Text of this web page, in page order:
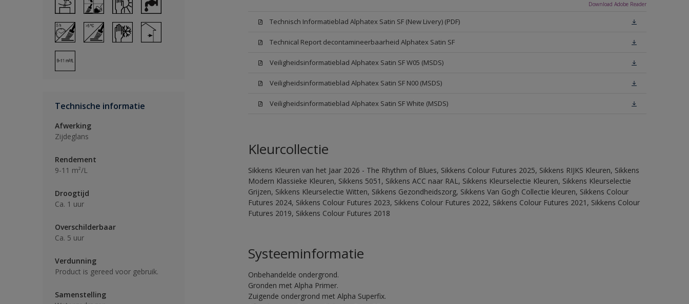
Technische informatie
Afwerking
Zijdeglans
Rendement
9-11 m²/L
Droogtijd
Ca. 1 uur
Overschilderbaar
Ca. 5 uur
Verdunning
Product is gereed voor gebruik.
Samenstelling
Download Adobe Reader
Technisch Informatieblad Alphatex Satin SF (New Livery) (PDF)
Technical Report decontamineerbaarheid Alphatex Satin SF
Veiligheidsinformatieblad Alphatex Satin SF W05 (MSDS)
Veiligheidsinformatieblad Alphatex Satin SF N00 (MSDS)
Veiligheidsinformatieblad Alphatex Satin SF White (MSDS)
Kleurcollectie
Sikkens Kleuren van het Jaar 2026 - The Rhythm of Blues, Sikkens Colour Futures 2025, Sikkens RIJKS Kleuren, Sikkens
Modern Klassieke Kleuren, Sikkens 5051, Sikkens ACC naar RAL, Sikkens Kleurselectie Kleuren, Sikkens Kleurselectie
Grijzen, Sikkens Kleurselectie Witten, Sikkens Gezondheidszorg, Sikkens Van Gogh Collectie kleuren, Sikkens Colour
Futures 2024, Sikkens Colour Futures 2023, Sikkens Colour Futures 2022, Sikkens Colour Futures 2021, Sikkens Colour
Futures 2019, Sikkens Colour Futures 2018
Systeeminformatie
Onbehandelde ondergrond.
Gronden met Alpha Primer.
Zuigende ondergrond met Alpha Superfix.